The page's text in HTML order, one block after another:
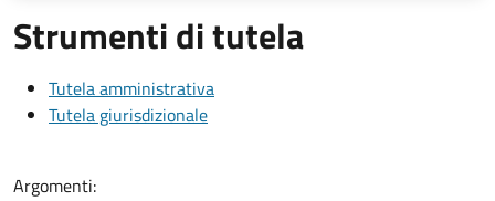
Strumenti di tutela
Tutela amministrativa
Tutela giurisdizionale
Argomenti: